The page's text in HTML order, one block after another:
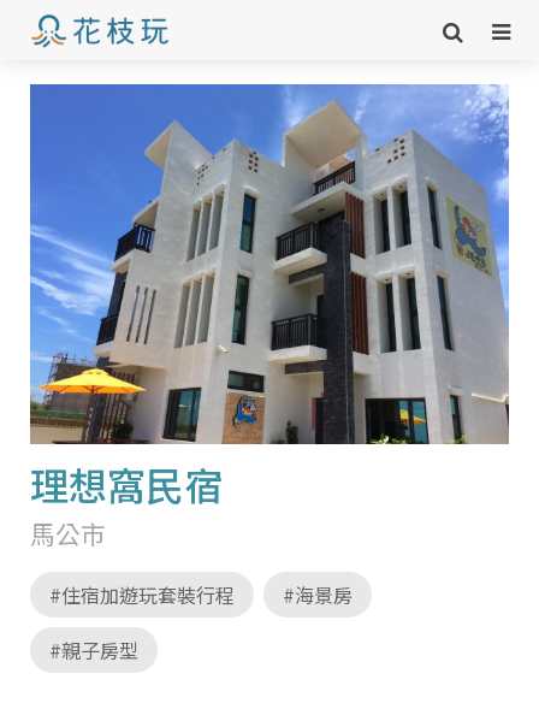
理想窩民宿
馬公市
#住宿加遊玩套裝行程
#海景房
#親子房型